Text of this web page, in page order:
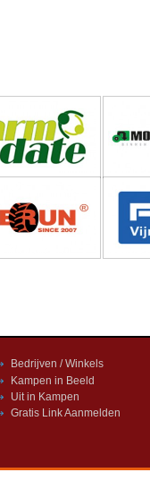
Bedrijven / Winkels
Kampen in Beeld
Uit in Kampen
Gratis Link Aanmelden